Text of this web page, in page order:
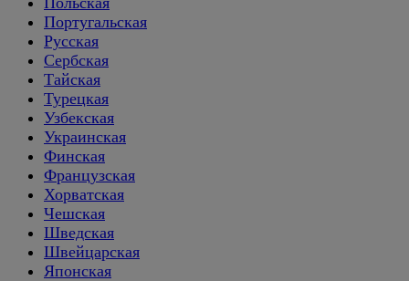
Португальская
Русская
Сербская
Тайская
Турецкая
Узбекская
Украинская
Финская
Французская
Хорватская
Чешская
Шведская
Швейцарская
Японская